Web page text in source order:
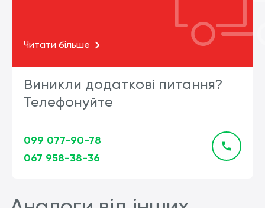
Читати більше
Виникли додаткові питання?
Телефонуйте
099 077-90-78
067 958-38-36